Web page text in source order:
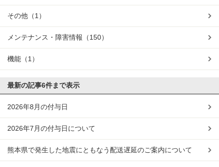
その他 （1）
メンテナンス・障害情報 （150）
機能 （1）
最新の記事6件まで表示
2026年8月の付与日
2026年7月の付与日について
熊本県で発生した地震にともなう配送遅延のご案内について